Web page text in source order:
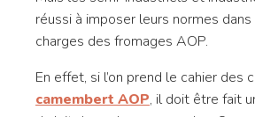
réussi à imposer leurs normes
charges des fromages AOP.
En effet, si l’on prend le cahier des
camembert AOP, il doit être fait